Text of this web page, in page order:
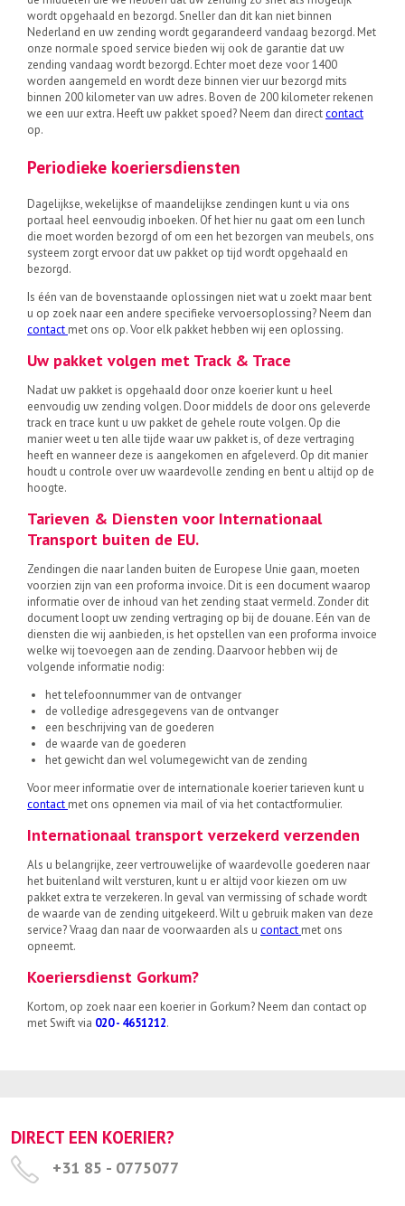
wordt opgehaald en bezorgd. Sneller dan dit kan niet binnen
Nederland en uw zending wordt gegarandeerd vandaag bezorgd. Met
onze normale spoed service bieden wij ook de garantie dat uw
zending vandaag wordt bezorgd. Echter moet deze voor 1400
worden aangemeld en wordt deze binnen vier uur bezorgd mits
binnen 200 kilometer van uw adres. Boven de 200 kilometer rekenen
we een uur extra. Heeft uw pakket spoed? Neem dan directcontact
op.
Periodieke koeriersdiensten
Dagelijkse, wekelijkse of maandelijkse zendingen kunt u via ons
portaal heel eenvoudig inboeken. Of het hier nu gaat om een lunch
die moet worden bezorgd of om een het bezorgen van meubels, ons
systeem zorgt ervoor dat uw pakket op tijd wordt opgehaald en
bezorgd.
Is één van de bovenstaande oplossingen niet wat u zoekt maar bent
u op zoek naar een andere specifieke vervoersoplossing? Neem dan
contact met ons op. Voor elk pakket hebben wij een oplossing.
Uw pakket volgen met Track & Trace
Nadat uw pakket is opgehaald door onze koerier kunt u heel
eenvoudig uw zending volgen. Door middels de door ons geleverde
track en trace kunt u uw pakket de gehele route volgen. Op die
manier weet u ten alle tijde waar uw pakket is, of deze vertraging
heeft en wanneer deze is aangekomen en afgeleverd. Op dit manier
houdt u controle over uw waardevolle zending en bent u altijd op de
hoogte.
Tarieven & Diensten voor Internationaal
Transport buiten de EU.
Zendingen die naar landen buiten de Europese Unie gaan, moeten
voorzien zijn van een proforma invoice. Dit is een document waarop
informatie over de inhoud van het zending staat vermeld. Zonder dit
document loopt uw zending vertraging op bij de douane. Eén van de
diensten die wij aanbieden, is het opstellen van een proforma invoice
welke wij toevoegen aan de zending. Daarvoor hebben wij de
volgende informatie nodig:
het telefoonnummer van de ontvanger
de volledige adresgegevens van de ontvanger
een beschrijving van de goederen
de waarde van de goederen
het gewicht dan wel volumegewicht van de zending
Voor meer informatie over de internationale koerier tarieven kunt u
contact met ons opnemen via mail of via het contactformulier.
Internationaal transport verzekerd verzenden
Als u belangrijke, zeer vertrouwelijke of waardevolle goederen naar
het buitenland wilt versturen, kunt u er altijd voor kiezen om uw
pakket extra te verzekeren. In geval van vermissing of schade wordt
de waarde van de zending uitgekeerd. Wilt u gebruik maken van deze
service? Vraag dan naar de voorwaarden als u contact met ons
opneemt.
Koeriersdienst Gorkum?
Kortom, op zoek naar een koerier in Gorkum? Neem dan contact op
met Swift via 020 - 4651212.
DIRECT EEN KOERIER?
+31 85 - 0775077